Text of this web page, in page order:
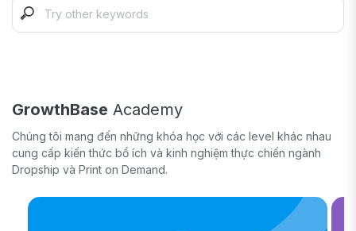
GrowthBase Academy
Chúng tôi mang đến những khóa học với các level khác nhau
cung cấp kiến thức bổ ích và kinh nghiệm thực chiến ngành
Dropship và Print on Demand.